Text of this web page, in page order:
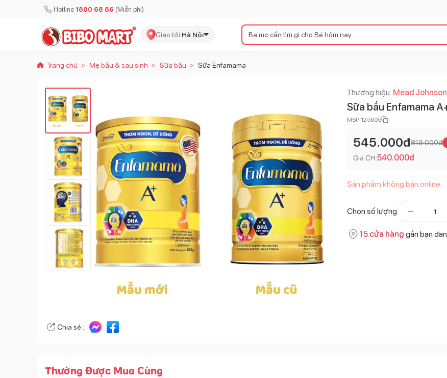
Hotline 1800 68 86 (Miễn phí)
Giao tới:Hà Nội
Trang chủ > Mẹ bầu & sau sinh > Sữa bầu > Sữa Enfamama
Chia sẻ :
Thương hiệu: Mead Johnson
Sữa bầu Enfamama
MSP:125605
545.000đ819.000đ
Giá CH:540.000đ
Sản phẩm không bán online.
Chọn số lượng
15 cửa hàng gần bạn
Thường Được Mua Cùng